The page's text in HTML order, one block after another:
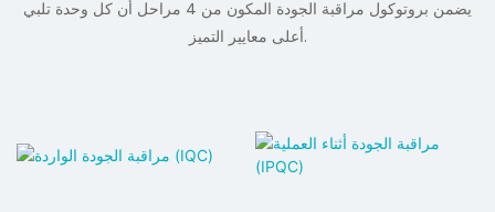
يضمن بروتوكول مراقبة الجودة المكون من 4 مراحل أن كل وحدة تلبي
أعلى معايير التميز.